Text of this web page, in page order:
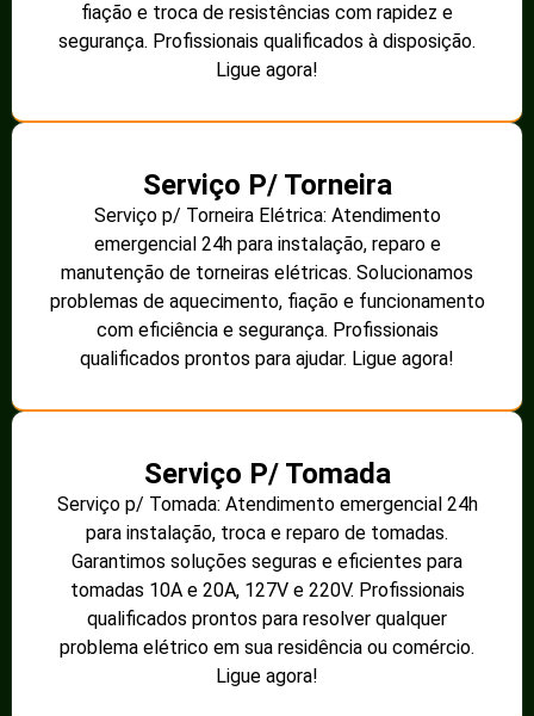
fiação e troca de resistências com rapidez e
segurança. Profissionais qualificados à disposição.
Ligue agora!
Serviço P/ Torneira
Serviço p/ Torneira Elétrica: Atendimento
emergencial 24h para instalação, reparo e
manutenção de torneiras elétricas. Solucionamos
problemas de aquecimento, fiação e funcionamento
com eficiência e segurança. Profissionais
qualificados prontos para ajudar. Ligue agora!
Serviço P/ Tomada
Serviço p/ Tomada: Atendimento emergencial 24h
para instalação, troca e reparo de tomadas.
Garantimos soluções seguras e eficientes para
tomadas 10A e 20A, 127V e 220V. Profissionais
qualificados prontos para resolver qualquer
problema elétrico em sua residência ou comércio.
Ligue agora!